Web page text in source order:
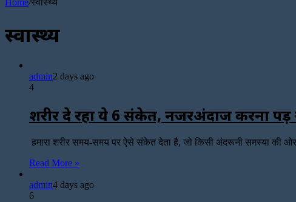
Home/स्वास्थ्य
स्वास्थ्य
admin2 days ago
4
शरीर दे रहा ये 6 संकेत, नजरअंदाज करना पड़
हमारा शरीर समय-समय पर ऐसे संकेत देता है, जो किसी अंदरूनी समस्या की
Read More »
admin4 days ago
6